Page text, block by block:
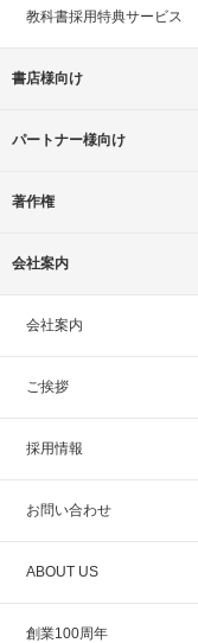
教科書採用特典サービス
書店様向け
パートナー様向け
著作権
会社案内
会社案内
ご挨拶
採用情報
お問い合わせ
ABOUT US
創業100周年